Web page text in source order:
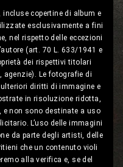
copertine di album e
esclusivamente a fini
nel rispetto delle eccezioni
(art. 70 L. 633/1941 e
dei rispettivi titolari
Le fotografie di
diritti di immagine e
in risoluzione ridotta,
e non sono destinate a uso
L’uso delle immagini
da parte degli artisti, delle
che un contenuto violi
alla verifica e, se del